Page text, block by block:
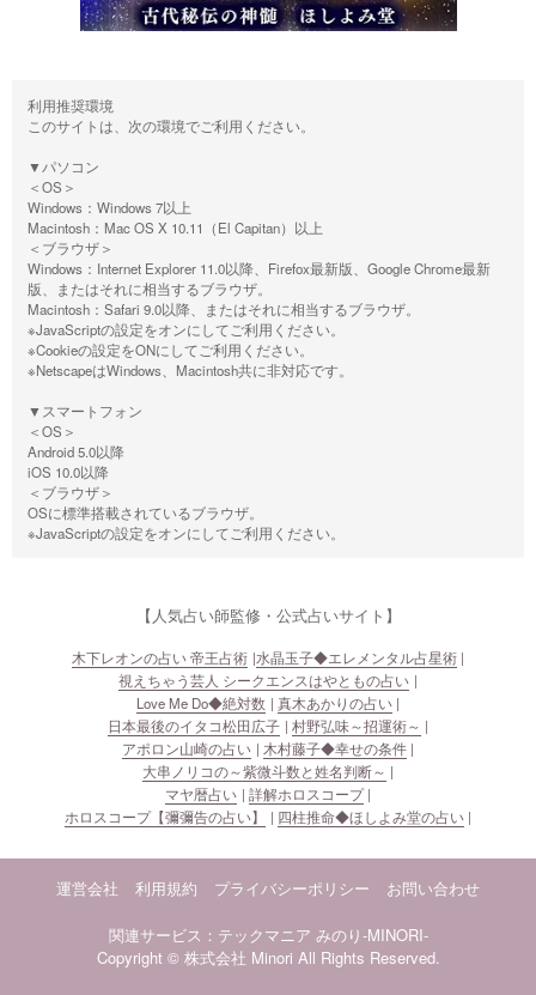
利用推奨環境
このサイトは、次の環境でご利用ください。
▼パソコン
＜OS＞
Windows：Windows 7以上
Macintosh：Mac OS X 10.11（El Capitan）以上
＜ブラウザ＞
Windows：Internet Explorer 11.0以降、Firefox最新版、Google Chrome最新
版、またはそれに相当するブラウザ。
Macintosh：Safari 9.0以降、またはそれに相当するブラウザ。
※JavaScriptの設定をオンにしてご利用ください。
※Cookieの設定をONにしてご利用ください。
※NetscapeはWindows、Macintosh共に非対応です。
▼スマートフォン
＜OS＞
Android 5.0以降
iOS 10.0以降
＜ブラウザ＞
OSに標準搭載されているブラウザ。
※JavaScriptの設定をオンにしてご利用ください。
【人気占い師監修・公式占いサイト】
木下レオンの占い 帝王占術 水晶玉子◆エレメンタル占星術
視えちゃう芸人 シークエンスはやともの占い
Love Me Do◆絶対数
真木あかりの占い
日本最後のイタコ松田広子
村野弘味～招運術～
アポロン山崎の占い
木村藤子◆幸せの条件
大串ノリコの～紫微斗数と姓名判断～
マヤ暦占い
詳解ホロスコープ
ホロスコープ【彌彌告の占い】
四柱推命◆ほしよみ堂の占い
運営会社 利用規約 プライバシーポリシー お問い合わせ
関連サービス：テックマニア みのり-MINORI-
Copyright © 株式会社 Minori All Rights Reserved.